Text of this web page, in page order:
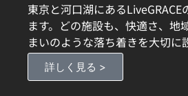
東京と河口湖にある
ます。どの施設も、快適さ、地
まいのような落ち着きを大切に
詳しく見る >